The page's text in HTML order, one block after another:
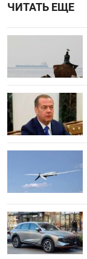
ЧИТАТЬ ЕЩЕ